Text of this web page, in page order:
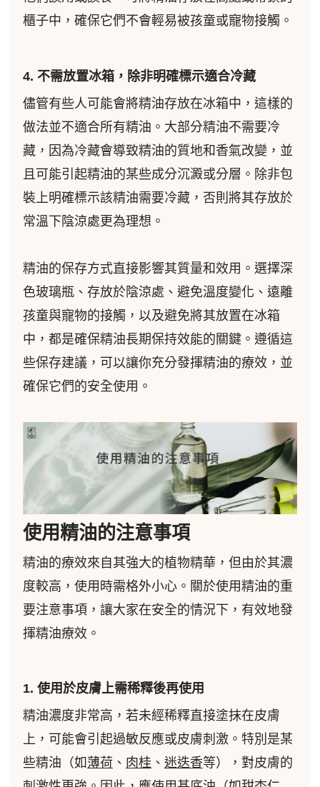
櫃子中，確保它們不會輕易被孩童或寵物接觸。
4. 不需放置冰箱，除非明確標示適合冷藏
儘管有些人可能會將精油存放在冰箱中，這樣的
做法並不適合所有精油。大部分精油不需要冷
藏，因為冷藏會導致精油的質地和香氣改變，並
且可能引起精油的某些成分沉澱或分層。除非包
裝上明確標示該精油需要冷藏，否則將其存放於
常溫下陰涼處更為理想。
精油的保存方式直接影響其質量和效用。選擇深
色玻璃瓶、存放於陰涼處、避免溫度變化、遠離
孩童與寵物的接觸，以及避免將其放置在冰箱
中，都是確保精油長期保持效能的關鍵。遵循這
些保存建議，可以讓你充分發揮精油的療效，並
確保它們的安全使用。
使用精油的注意事項
精油的療效來自其強大的植物精華，但由於其濃
度較高，使用時需格外小心。關於使用精油的重
要注意事項，讓大家在安全的情況下，有效地發
揮精油療效。
1. 使用於皮膚上需稀釋後再使用
精油濃度非常高，若未經稀釋直接塗抹在皮膚
上，可能會引起過敏反應或皮膚刺激。特別是某
些精油（如 薄荷 、 肉桂 、 迷迭香等），對皮膚的